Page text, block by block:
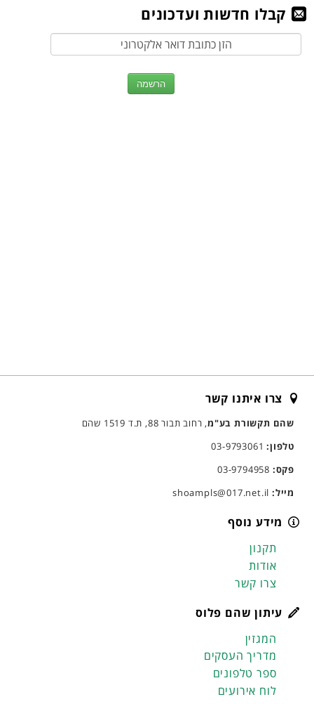
קבלו חדשות ועדכונים
צרו איתנו קשר
שהם תקשורת בע"מ, רחוב תבור 88, ת.ד 1519 שהם
טלפון:03-9793061
פקס:
מייל:
מידע נוסף
תקנון
אודות
צרו קשר
עיתון שהם פלוס
המגזין
מדריך העסקים
ספר טלפונים
לוח אירועים